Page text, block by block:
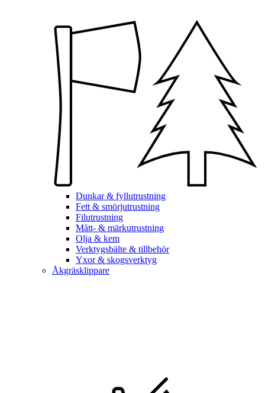
Dunkar & fyllutrustning
Fett & smörjutrustning
Filutrustning
Mått- & märkutrustning
Olja & kem
Verktygsbälte & tillbehör
Yxor & skogsverktyg
Åkgräsklippare